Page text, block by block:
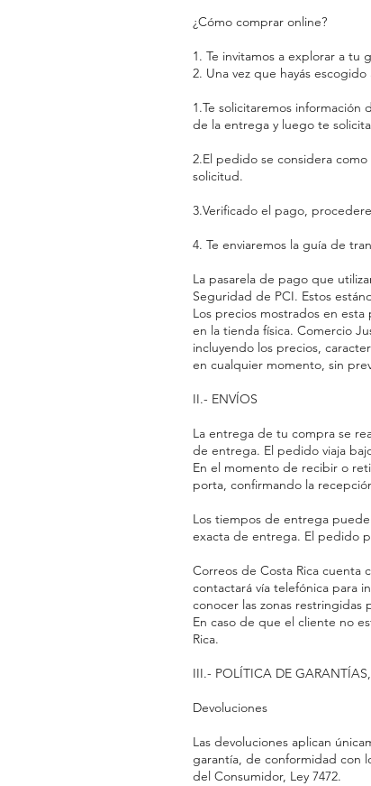
¿Cómo comprar online?
1. Te invitamos a explorar a tu
2. Una vez que hayás
1.Te solicitaremos
de la entrega y luego te
2.El pedido se considera
solicitud.
3.Verificado el pago,
4. Te enviaremos la guía de
La pasarela de pago que
Seguridad de PCI. Estos
Los precios mostrados en
en la tienda física. Comercio
incluyendo los precios,
en cualquier momento, sin
II.- ENVÍOS
La entrega de tu compra se
de entrega. El pedido viaja
En el momento de recibir o
porta, confirmando la
Los tiempos de entrega
exacta de entrega. El pedido
Correos de Costa Rica
contactará vía telefónica para
conocer las zonas
En caso de que el cliente no
Rica.
III.- POLÍTICA DE
Devoluciones
Las devoluciones aplican
garantía, de conformidad con
del Consumidor, Ley 7472.